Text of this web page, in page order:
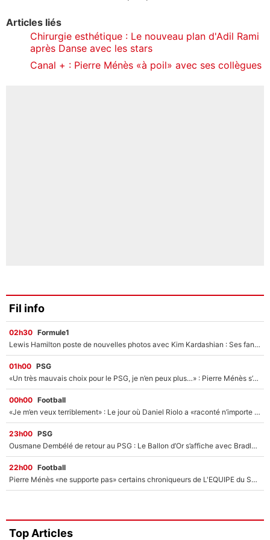
Articles liés
Chirurgie esthétique : Le nouveau plan d'Adil Rami
après Danse avec les stars
Canal + : Pierre Ménès «à poil» avec ses collègues
Fil info
02h30 Formule1
Lewis Hamilton poste de nouvelles photos avec Kim Kardashian : Ses fans le voient déjà redevenir champion du monde de F1 grâce à elle !
01h00 PSG
«Un très mauvais choix pour le PSG, je n’en peux plus…» : Pierre Ménès s’est complètement trompé avec Luis Enrique et ces déclarations le prouvent !
00h00 Football
«Je m’en veux terriblement» : Le jour où Daniel Riolo a «raconté n’importe quoi» dans l'After Foot !
23h00 PSG
Ousmane Dembélé de retour au PSG : Le Ballon d’Or s’affiche avec Bradley Barcola en plein cœur du feuilleton sur son départ !
22h00 Football
Pierre Ménès «ne supporte pas» certains chroniqueurs de L'EQUIPE du Soir : Ils vont tous partir !
Top Articles